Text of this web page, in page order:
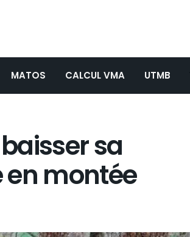
MATOS CALCUL VMA UTMB
sa
montée